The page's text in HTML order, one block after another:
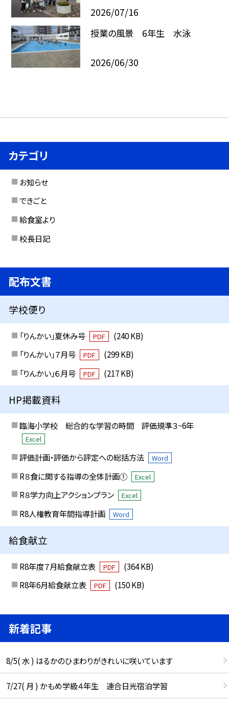
2026/07/16
授業の風景 6年生 水泳
2026/06/30
カテゴリ
お知らせ
できごと
給食室より
校長日記
配布文書
学校便り
「りんかい」夏休み号 PDF
(240 KB)
「りんかい」７月号
PDF
(299 KB)
「りんかい」６月号
PDF (217 KB)
HP掲載資料
臨海小学校 総合的な学習の時間 評価規準３~6年
Excel
評価計画・評価から評定への総括方法 Word
R８食に関する指導の全体計画① Excel
R８学力向上アクションプラン Excel
R8人権教育年間指導計画 Word
給食献立
R8年度７月給食献立表 PDF
(364 KB)
R8年6月給食献立表
PDF (150 KB)
新着記事
8/5( 水 ) はるかのひまわりがきれいに咲いています
7/27( 月 ) かもめ学級４年生 連合日光宿泊学習